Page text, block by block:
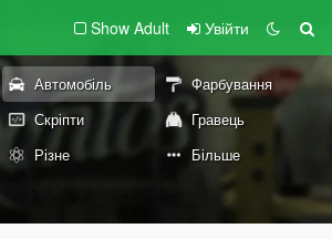
Show Adult Увійти
Автомобіль
Фарбування
Скріпти
Гравець
Різне Більше